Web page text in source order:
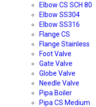
Elbow CS SCH 80
Elbow SS304
Elbow SS316
Flange CS
Flange Stainless
Foot Valve
Gate Valve
Globe Valve
Needle Valve
Pipa Boiler
Pipa CS Medium